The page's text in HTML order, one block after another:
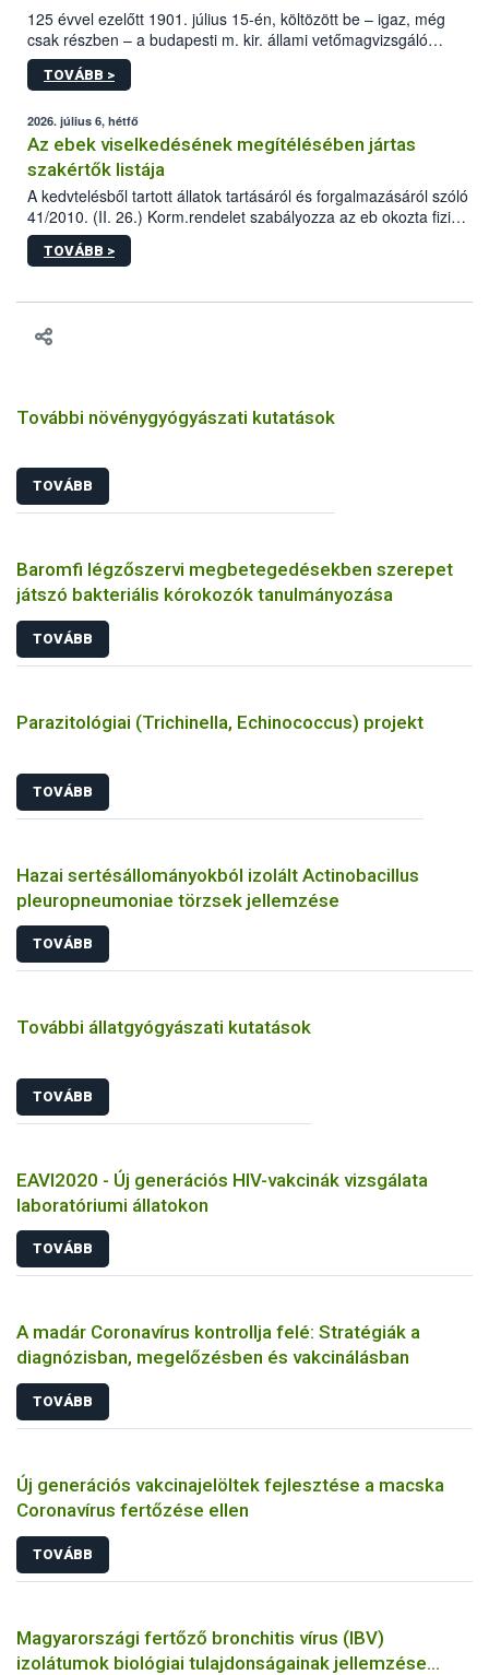
125 évvel ezelőtt 1901. július 15-én, költözött be – igaz, még
csak részben – a budapesti m. kir. állami vetőmagvizsgáló
állomás a Kis Rókus utca 15. szám alatti, Czigler Győző által
tervezett új épületébe.
TOVÁBB >
2026. július 6, hétfő
Az ebek viselkedésének megítélésében jártas
szakértők listája
A kedvtelésből tartott állatok tartásáról és forgalmazásáról szóló
41/2010. (II. 26.) Korm.rendelet szabályozza az eb okozta fizikai
sérülés, illetve ennek veszélye keletkezésekor felmerülő
hatósági feladatokat, valamint a veszélyes eb tartását és annak
vonni az ebek viselkedésének megítélésében jártas szakértőt.
TOVÁBB >
További növénygyógyászati kutatások
TOVÁBB
Baromfi légzőszervi megbetegedésekben szerepet
játszó bakteriális kórokozók tanulmányozása
TOVÁBB
Parazitológiai (Trichinella, Echinococcus) projekt
TOVÁBB
Hazai sertésállományokból izolált Actinobacillus
pleuropneumoniae törzsek jellemzése
TOVÁBB
További állatgyógyászati kutatások
TOVÁBB
EAVI2020 - Új generációs HIV-vakcinák vizsgálata
laboratóriumi állatokon
TOVÁBB
A madár Coronavírus kontrollja felé: Stratégiák a
diagnózisban, megelőzésben és vakcinálásban
TOVÁBB
Új generációs vakcinajelöltek fejlesztése a macska
Coronavírus fertőzése ellen
TOVÁBB
Magyarországi fertőző bronchitis vírus (IBV)
izolátumok biológiai tulajdonságainak jellemzése